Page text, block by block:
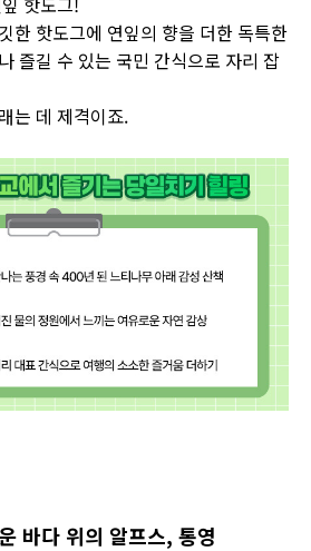
한 핫도그에 연잎의 향을 더한 독특한
즐길 수 있는 국민 간식으로 자리 잡
는 데 제격이죠.
바다 위의 알프스, 통영